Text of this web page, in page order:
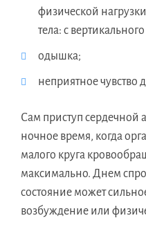
физической
тела: с
одышка;
неприятное чувство
Сам приступ сердечной
ночное время, когда
малого круга
максимально. Днем
состояние может
возбуждение или